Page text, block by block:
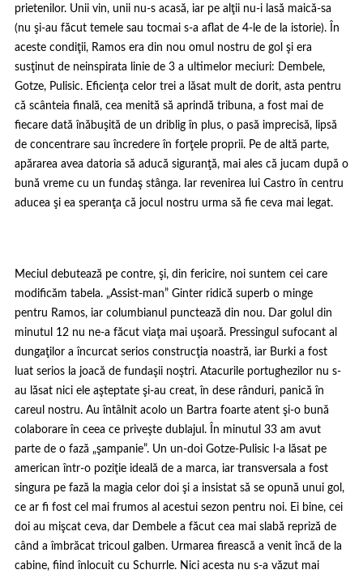
prietenilor. Unii vin, unii nu-s acasă, iar pe alţii nu-i lasă maică-sa
(nu şi-au făcut temele sau tocmai s-a aflat de 4-le de la istorie). În
aceste condiţii, Ramos era din nou omul nostru de gol şi era
susţinut de neinspirata linie de 3 a ultimelor meciuri: Dembele,
Gotze, Pulisic. Eficienţa celor trei a lăsat mult de dorit, asta pentru
că scânteia finală, cea menită să aprindă tribuna, a fost mai de
fiecare dată înăbuşită de un driblig în plus, o pasă imprecisă, lipsă
de concentrare sau încredere în forţele proprii. Pe de altă parte,
apărarea avea datoria să aducă siguranţă, mai ales că jucam după o
bună vreme cu un fundaş stânga. Iar revenirea lui Castro în centru
aducea şi ea speranţa că jocul nostru urma să fie ceva mai legat.
Meciul debutează pe contre, şi, din fericire, noi suntem cei care
modificăm tabela. „Assist-man” Ginter ridică superb o minge
pentru Ramos, iar columbianul punctează din nou. Dar golul din
minutul 12 nu ne-a făcut viaţa mai uşoară. Pressingul sufocant al
dungaţilor a încurcat serios construcţia noastră, iar Burki a fost
luat serios la joacă de fundaşii noştri. Atacurile portughezilor nu s-
au lăsat nici ele aşteptate şi-au creat, în dese rânduri, panică în
careul nostru. Au întâlnit acolo un Bartra foarte atent şi-o bună
colaborare în ceea ce priveşte dublajul. În minutul 33 am avut
parte de o fază „şampanie”. Un un-doi Gotze-Pulisic l-a lăsat pe
american într-o poziţie ideală de a marca, iar transversala a fost
singura pe fază la magia celor doi şi a insistat să se opună unui gol,
ce ar fi fost cel mai frumos al acestui sezon pentru noi. Ei bine, cei
doi au mişcat ceva, dar Dembele a făcut cea mai slabă repriză de
când a îmbrăcat tricoul galben. Urmarea firească a venit încă de la
cabine, fiind înlocuit cu Schurrle. Nici acesta nu s-a văzut mai